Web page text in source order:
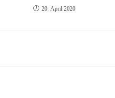
20. April 2020